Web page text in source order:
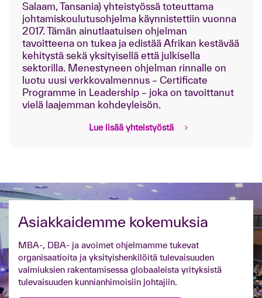
Salaam, Tansania) yhteistyössä toteuttama
johtamiskoulutusohjelma käynnistettiin vuonna
2017. Tämän ainutlaatuisen ohjelman
tavoitteena on tukea ja edistää Afrikan kestävää
kehitystä sekä yksityisellä että julkisella
sektorilla. Menestyneen ohjelman rinnalle on
luotu uusi verkkovalmennus – Certificate
Programme in Leadership – joka on tavoittanut
vielä laajemman kohdeyleisön.
Lue lisää yhteistyöstä
Asiakkaidemme kokemuksia
MBA-, DBA- ja avoimet ohjelmamme tukevat
organisaatioita ja yksityishenkilöitä tulevaisuuden
valmiuksien rakentamisessa globaaleista yrityksistä
tulevaisuuden kunnianhimoisiin johtajiin.